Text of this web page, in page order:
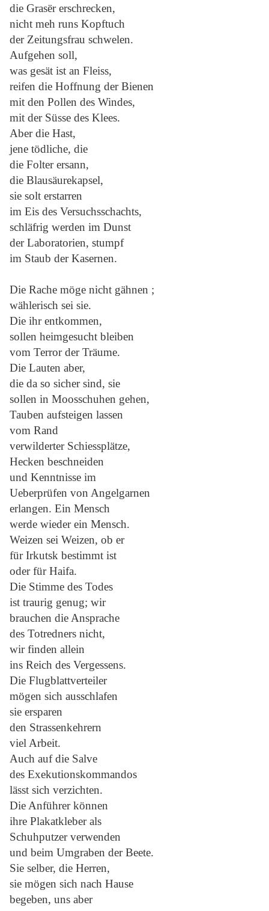
die Grasër erschrecken,
nicht meh runs Kopftuch
der Zeitungsfrau schwelen.
Aufgehen soll,
was gesät ist an Fleiss,
reifen die Hoffnung der Bienen
mit den Pollen des Windes,
mit der Süsse des Klees.
Aber die Hast,
jene tödliche, die
die Folter ersann,
die Blausäurekapsel,
sie solt erstarren
im Eis des Versuchsschachts,
schläfrig werden im Dunst
der Laboratorien, stumpf
im Staub der Kasernen.
Die Rache möge nicht gähnen ;
wählerisch sei sie.
Die ihr entkommen,
sollen heimgesucht bleiben
vom Terror der Träume.
Die Lauten aber,
die da so sicher sind, sie
sollen in Moosschuhen gehen,
Tauben aufsteigen lassen
vom Rand
verwilderter Schiessplätze,
Hecken beschneiden
und Kenntnisse im
Ueberprüfen von Angelgarnen
erlangen. Ein Mensch
werde wieder ein Mensch.
Weizen sei Weizen, ob er
für Irkutsk bestimmt ist
oder für Haifa.
Die Stimme des Todes
ist traurig genug; wir
brauchen die Ansprache
des Totredners nicht,
wir finden allein
ins Reich des Vergessens.
Die Flugblattverteiler
mögen sich ausschlafen
sie ersparen
den Strassenkehrern
viel Arbeit.
Auch auf die Salve
des Exekutionskommandos
lässt sich verzichten.
Die Anführer können
ihre Plakatkleber als
Schuhputzer verwenden
und beim Umgraben der Beete.
Sie selber, die Herren,
sie mögen sich nach Hause
begeben, uns aber